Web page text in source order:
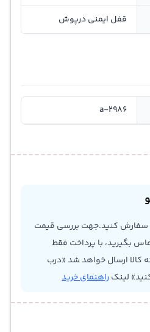
قفل ایمنی درپوش
a-2986
سفارش کنید.جهت بررسی قیمت
بگیرید، با پرداخت فقط
کالا ارسال خواهد شد «درب
لینک راهنمای خرید